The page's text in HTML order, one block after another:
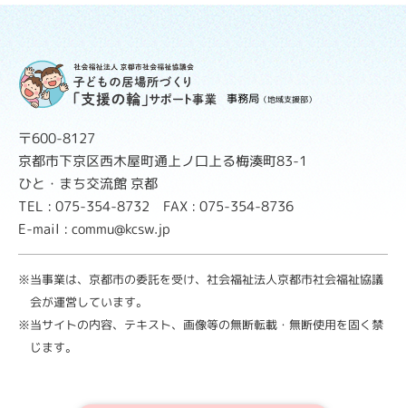
事務局 （地域支援部）
〒600-8127
京都市下京区西木屋町通上ノ口上る梅湊町83-1
ひと・まち交流館 京都
TEL : 075-354-8732 FAX : 075-354-8736
E-mail : commu@kcsw.jp
※当事業は、京都市の委託を受け、社会福祉法人京都市社会福祉協議
会が運営しています。
※当サイトの内容、テキスト、画像等の無断転載・無断使用を固く禁
じます。